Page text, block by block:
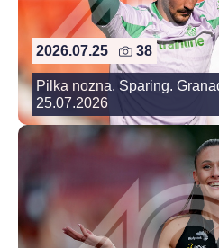
2026.07.25 38
Pilka nozna. Sparing.
25.07.2026